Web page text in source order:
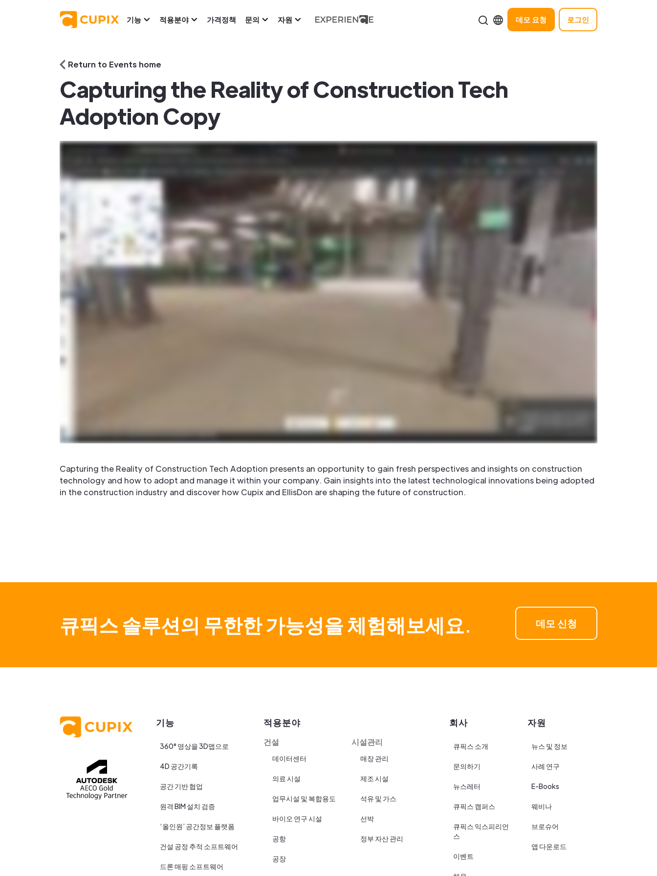
기능 적용분야 가격정책 문의 자원 데모 요청 로그인
Return to Events home
Capturing the Reality of Construction Tech
Adoption Copy
Capturing the Reality of Construction Tech Adoption presents an opportunity to gain fresh perspectives and insights on construction
technology and how to adopt and manage it within your company. Gain insights into the latest technological innovations being adopted
in the construction industry and discover how Cupix and EllisDon are shaping the future of construction.
큐픽스 솔루션의 무한한 가능성을 체험해보세요. 데모 신청
기능
360° 영상을 3D맵으로
4D 공간기록
공간 기반 협업
원격 BIM 설치 검증
‘올인원’ 공간정보 플랫폼
건설 공정 추적 소프트웨어
드론 매핑 소프트웨어
적용분야
건설
데이터센터
의료 시설
업무시설 및 복합용도
바이오 연구 시설
공항
공장
시설관리
매장 관리
제조 시설
석유 및 가스
선박
정부 자산 관리
회사
큐픽스 소개
문의하기
뉴스레터
큐픽스 캠퍼스
큐픽스 익스피리언
스
이벤트
자원
뉴스 및 정보
사례 연구
E-Books
웨비나
브로슈어
앱 다운로드